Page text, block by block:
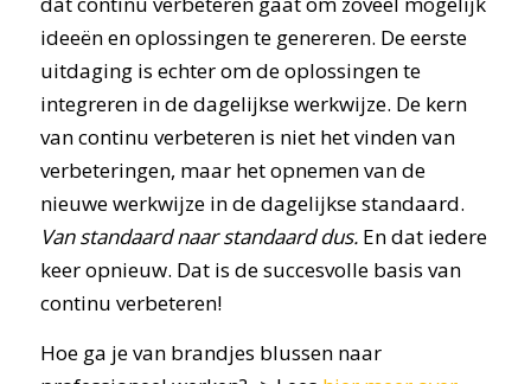
ideeën en oplossingen te genereren. De eerste
uitdaging is echter om de oplossingen te
integreren in de dagelijkse werkwijze. De kern
van continu verbeteren is niet het vinden van
verbeteringen, maar het opnemen van de
nieuwe werkwijze in de dagelijkse standaard.
Van standaard naar standaard dus.En dat iedere
keer opnieuw. Dat is de succesvolle basis van
continu verbeteren!
Hoe ga je van brandjes blussen naar